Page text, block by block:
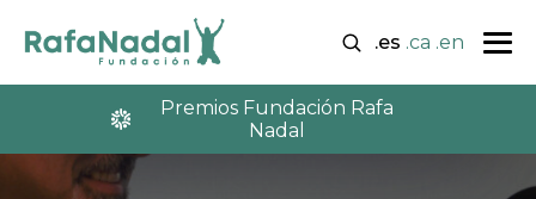
.es .ca .en
Premios Fundación Rafa
Nadal